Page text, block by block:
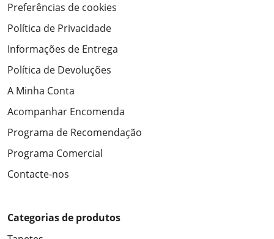
Preferências de cookies
Política de Privacidade
Informações de Entrega
Política de Devoluções
A Minha Conta
Acompanhar Encomenda
Programa de Recomendação
Programa Comercial
Contacte-nos
Categorias de produtos